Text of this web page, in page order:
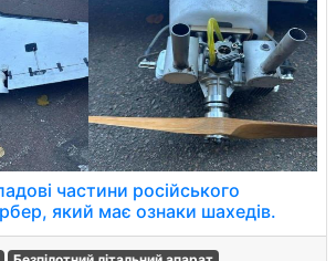
частини російського
який має ознаки шахедів.